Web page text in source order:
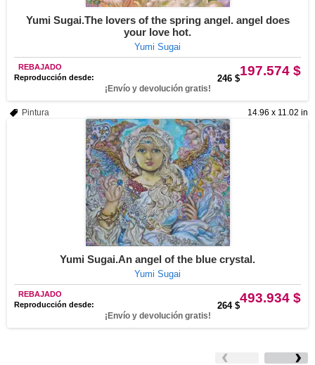
Yumi Sugai.The lovers of the spring angel. angel does
your love hot.
Yumi Sugai
197.574 $
REBAJADO
Reproducción desde:
246 $
¡Envío y devolución gratis!
14.96 x 11.02 in
Pintura
Yumi Sugai.An angel of the blue crystal.
Yumi Sugai
493.934 $
REBAJADO
Reproducción desde:
264 $
¡Envío y devolución gratis!